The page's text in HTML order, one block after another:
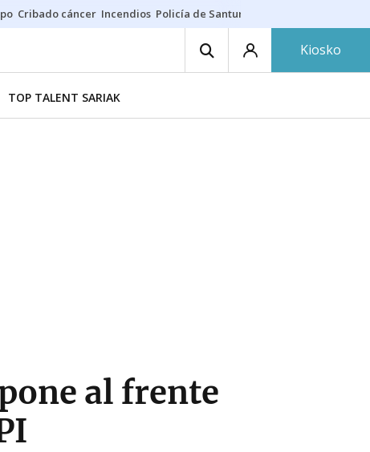
Cribado cáncer Incendios Policía de Santurtzi
Kiosko
TOP TALENT SARIAK
al frente